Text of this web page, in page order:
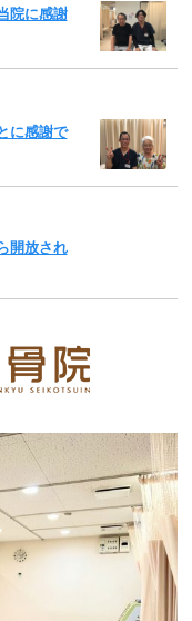
院に感謝
に感謝で
開放され